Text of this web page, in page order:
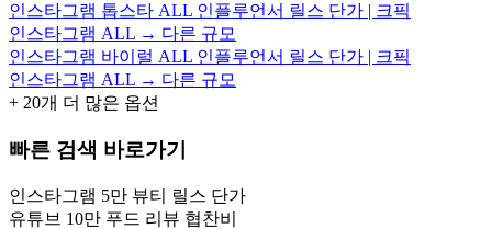
인스타그램 톱스타 ALL 인플루언서 릴스 단가 | 크픽
인스타그램 ALL → 다른 규모
인스타그램 바이럴 ALL 인플루언서 릴스 단가 | 크픽
인스타그램 ALL → 다른 규모
+ 20개 더 많은 옵션
빠른 검색 바로가기
인스타그램 5만 뷰티 릴스 단가
유튜브 10만 푸드 리뷰 협찬비